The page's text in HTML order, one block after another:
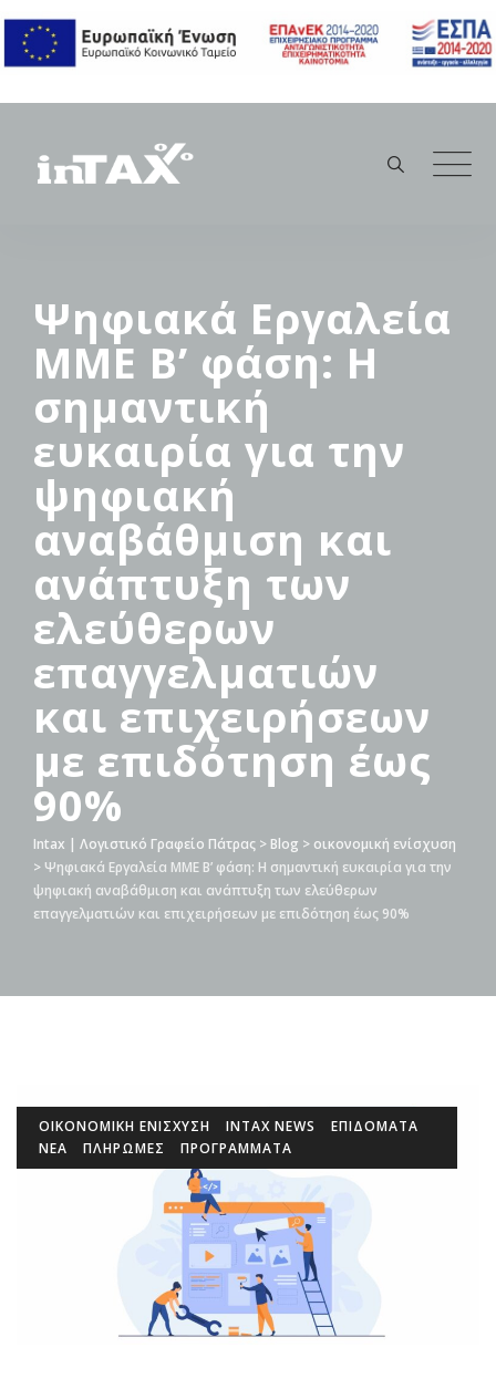
content
Ψηφιακά Εργαλεία
ΜΜΕ Β’ φάση: Η
σημαντική
ευκαιρία για την
ψηφιακή
αναβάθμιση και
ανάπτυξη των
ελεύθερων
επαγγελματιών
και επιχειρήσεων
με επιδότηση έως
90%
Intax | Λογιστικό Γραφείο Πάτρας > Blog > οικονομική ενίσχυση
> Ψηφιακά Εργαλεία ΜΜΕ Β’ φάση: Η σημαντική ευκαιρία για την
ψηφιακή αναβάθμιση και ανάπτυξη των ελεύθερων
επαγγελματιών και επιχειρήσεων με επιδότηση έως 90%
ΟΙΚΟΝΟΜΙΚΉ ΕΝΊΣΧΥΣΗ INTAX NEWS
ΕΠΙΔΌΜΑΤΑ
ΝΕΑ
ΠΛΗΡΩΜΕΣ ΠΡΟΓΡΆΜΜΑΤΑ